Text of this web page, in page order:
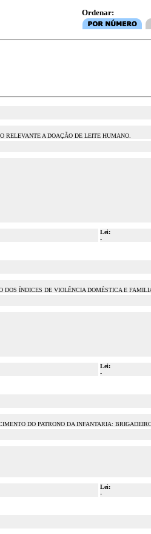
Ordenar:
RELEVANTE A DOAÇÃO DE LEITE HUMANO.
Lei:
-
ÍNDICES DE VIOLÊNCIA DOMÉSTICA E
Lei:
-
DO PATRONO DA INFANTARIA:
Lei:
-